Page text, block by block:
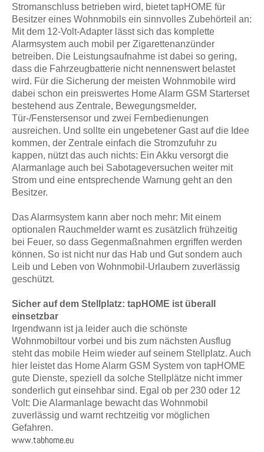
Stromanschluss betrieben wird, bietet tapHOME für
Besitzer eines Wohnmobils ein sinnvolles Zubehörteil an:
Mit dem 12-Volt-Adapter lässt sich das komplette
Alarmsystem auch mobil per Zigarettenanzünder
betreiben. Die Leistungsaufnahme ist dabei so gering,
dass die Fahrzeugbatterie nicht nennenswert belastet
wird. Für die Sicherung der meisten Wohnmobile wird
dabei schon ein preiswertes Home Alarm GSM Starterset
bestehend aus Zentrale, Bewegungsmelder,
Tür-/Fenstersensor und zwei Fernbedienungen
ausreichen. Und sollte ein ungebetener Gast auf die Idee
kommen, der Zentrale einfach die Stromzufuhr zu
kappen, nützt das auch nichts: Ein Akku versorgt die
Alarmanlage auch bei Sabotageversuchen weiter mit
Strom und eine entsprechende Warnung geht an den
Besitzer.
Das Alarmsystem kann aber noch mehr: Mit einem
optionalen Rauchmelder warnt es zusätzlich frühzeitig
bei Feuer, so dass Gegenmaßnahmen ergriffen werden
können. So ist nicht nur das Hab und Gut sondern auch
Leib und Leben von Wohnmobil-Urlaubern zuverlässig
geschützt.
Sicher auf dem Stellplatz: tapHOME ist überall
einsetzbar
Irgendwann ist ja leider auch die schönste
Wohnmobiltour vorbei und bis zum nächsten Ausflug
steht das mobile Heim wieder auf seinem Stellplatz. Auch
hier leistet das Home Alarm GSM System von tapHOME
gute Dienste, speziell da solche Stellplätze nicht immer
sonderlich gut einsehbar sind. Egal ob per 230 oder 12
Volt: Die Alarmanlage bewacht das Wohnmobil
zuverlässig und warnt rechtzeitig vor möglichen
Gefahren.
www.tabhome.eu